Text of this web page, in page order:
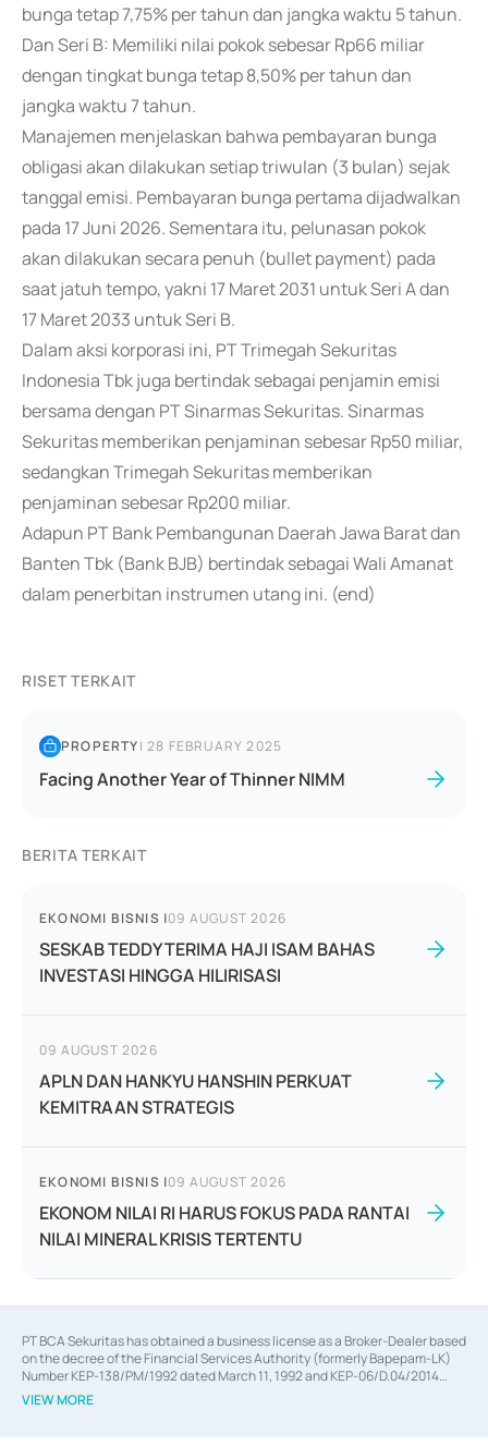
bunga tetap 7,75% per tahun dan jangka waktu 5 tahun.
Dan Seri B: Memiliki nilai pokok sebesar Rp66 miliar
dengan tingkat bunga tetap 8,50% per tahun dan
jangka waktu 7 tahun.
Manajemen menjelaskan bahwa pembayaran bunga
obligasi akan dilakukan setiap triwulan (3 bulan) sejak
tanggal emisi. Pembayaran bunga pertama dijadwalkan
pada 17 Juni 2026. Sementara itu, pelunasan pokok
akan dilakukan secara penuh (bullet payment) pada
saat jatuh tempo, yakni 17 Maret 2031 untuk Seri A dan
17 Maret 2033 untuk Seri B.
Dalam aksi korporasi ini, PT Trimegah Sekuritas
Indonesia Tbk juga bertindak sebagai penjamin emisi
bersama dengan PT Sinarmas Sekuritas. Sinarmas
Sekuritas memberikan penjaminan sebesar Rp50 miliar,
sedangkan Trimegah Sekuritas memberikan
penjaminan sebesar Rp200 miliar.
Adapun PT Bank Pembangunan Daerah Jawa Barat dan
Banten Tbk (Bank BJB) bertindak sebagai Wali Amanat
dalam penerbitan instrumen utang ini. (end)
RISET TERKAIT
PROPERTY|28 FEBRUARY 2025
Facing Another Year of Thinner NIMM
BERITA TERKAIT
EKONOMI BISNIS |09 AUGUST 2026
SESKAB TEDDY TERIMA HAJI ISAM BAHAS
INVESTASI HINGGA HILIRISASI
09 AUGUST 2026
APLN DAN HANKYU HANSHIN PERKUAT
KEMITRAAN STRATEGIS
EKONOMI BISNIS |09 AUGUST 2026
EKONOM NILAI RI HARUS FOKUS PADA RANTAI
NILAI MINERAL KRISIS TERTENTU
PT BCA Sekuritas has obtained a business license as a Broker-Dealer based
on the decree of the Financial Services Authority (formerly Bapepam-LK)
Number KEP-138/PM/1992 dated March 11, 1992 and KEP-06/D.04/2014
dated February 28, 2014, a business license as an Underwriter based on the
decree of the Financial Services Authority Number KEP-12/PM/PEE/1997
VIEW MORE